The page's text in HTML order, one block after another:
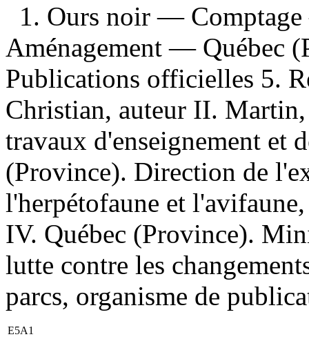
1. Ours noir —
Aménagement — Québec
Publications officielles 5.
Christian, auteur II.
travaux d'enseignement et
(Province). Direction de
l'herpétofaune et
IV. Québec (Province).
lutte contre les
parcs, organisme de
E5A1